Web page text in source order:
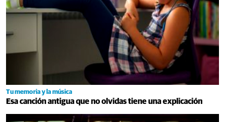
Tu memoria y la música
Esa canción antigua que no olvidas tiene una explicación